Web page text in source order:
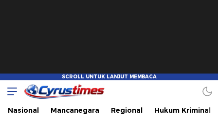
Nasional Mancanegara Regional Hukum Kriminal